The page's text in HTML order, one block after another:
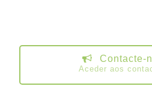
Contacte-
Aceder aos